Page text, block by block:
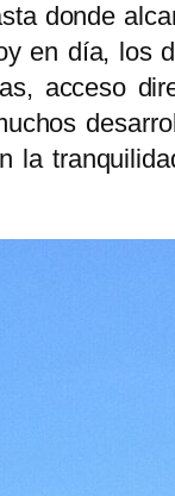
donde
en día, los
acceso
la